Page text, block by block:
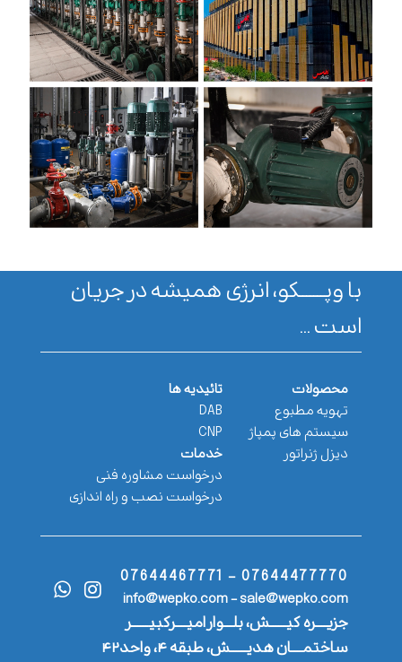
با وپـــــــکو، انرژی همیشه در جریان
است ...
محصولات
تهویه مطبوع
سیستم های پمپاژ
دیزل ژنراتور
تائیدیه ها
DAB
CNP
خدمات
درخواست مشاوره فنی
درخواست نصب و راه اندازی
07644477770 - 07644467771
info@wepko.com - sale@wepko.com
جزیــــره کیــــــش، بلـــوار امیــــرکبیــــــر
ساختمــــان هدیــــــش، طبقه ۴، واحد۴۲